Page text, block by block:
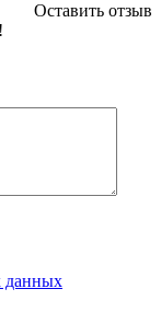
Оставить отзыв
данных